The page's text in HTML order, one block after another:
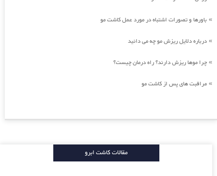
» باورها و تصورات اشتباه در مورد عمل کاشت مو
» درباره دلایل ریزش مو چه می دانید
» چرا موها ریزش دارند؟ راه درمان چیست؟
» مراقبت های پس از کاشت مو
مقالات کاشت ابرو